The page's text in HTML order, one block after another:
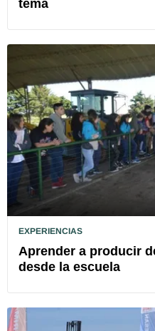
tema
EXPERIENCIAS
Aprender a producir
desde la escuela